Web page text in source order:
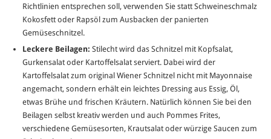
Richtlinien entsprechen soll, verwenden Sie statt Schweineschmalz
Kokosfett oder Rapsöl zum Ausbacken der panierten
Gemüseschnitzel.
Leckere Beilagen:Stilecht wird das Schnitzel mit Kopfsalat,
Gurkensalat oder Kartoffelsalat serviert. Dabei wird der
Kartoffelsalat zum original Wiener Schnitzel nicht mit Mayonnaise
angemacht, sondern erhält ein leichtes Dressing aus Essig, Öl,
etwas Brühe und frischen Kräutern. Natürlich können Sie bei den
Beilagen selbst kreativ werden und auch Pommes Frites,
verschiedene Gemüsesorten, Krautsalat oder würzige Saucen zum